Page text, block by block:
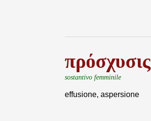
πρόσχυσις
sostantivo femminile
effusione, aspersione